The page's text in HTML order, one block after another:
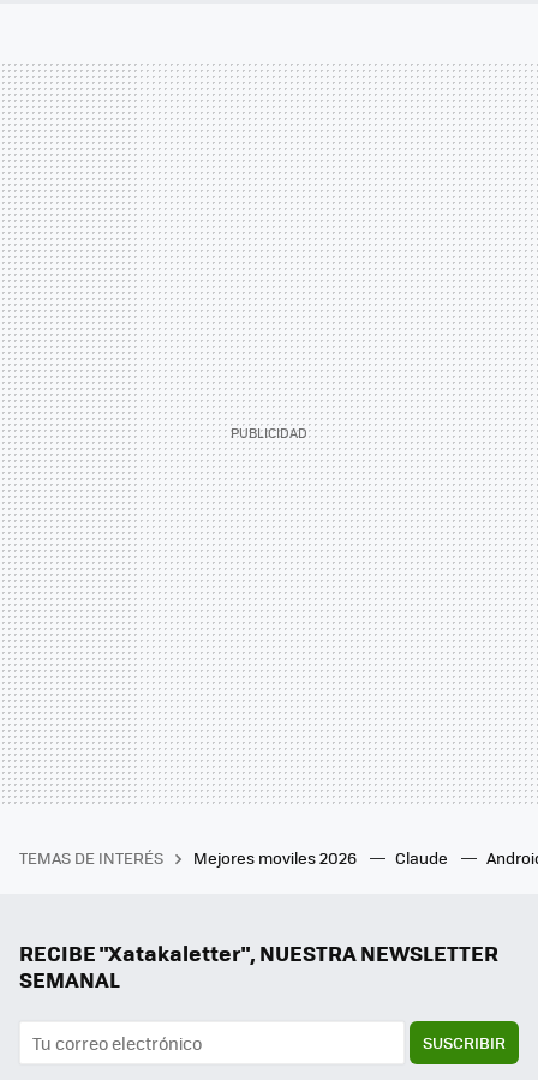
TEMAS DE INTERÉS Mejores moviles 2026 Claude
RECIBE "Xatakaletter", NUESTRA NEWSLETTER
SEMANAL
SUSCRIBIR